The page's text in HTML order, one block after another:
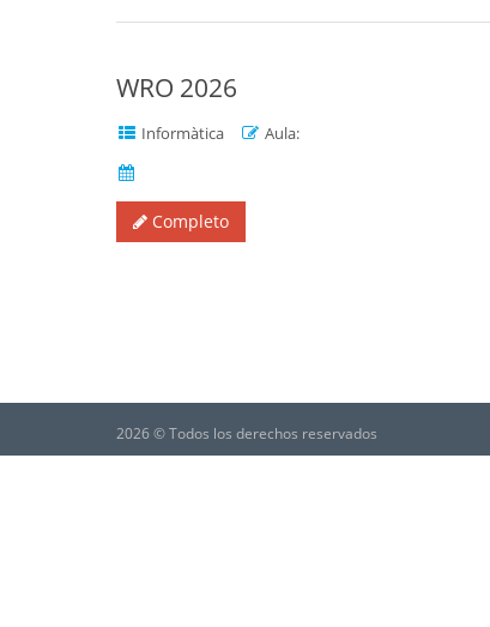
WRO 2026
Informàtica Aula:
Completo
2026 © Todos los derechos reservados